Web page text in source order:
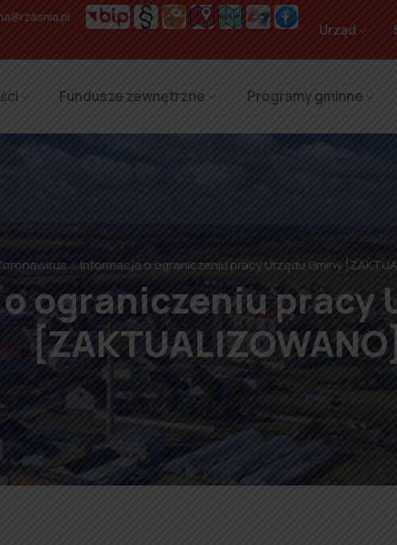
Urząd
Fundusze zewnętrzne Programy gminne
Informacja o ograniczeniu pracy Urzędu Gminy
ograniczeniu pracy